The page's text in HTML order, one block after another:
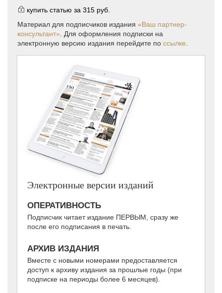
купить статью за 315 руб.
Материал для подписчиков издания «Ваш партнер-
консультант» . Для оформления подписки на
электронную версию издания перейдите по ссылке
Электронные версии изданий
ОПЕРАТИВНОСТЬ
Подписчик читает издание ПЕРВЫМ, сразу же
после его подписания в печать.
АРХИВ ИЗДАНИЯ
Вместе с новыми номерами предоставляется
доступ к архиву издания за прошлые годы (при
подписке на периоды более 6 месяцев).